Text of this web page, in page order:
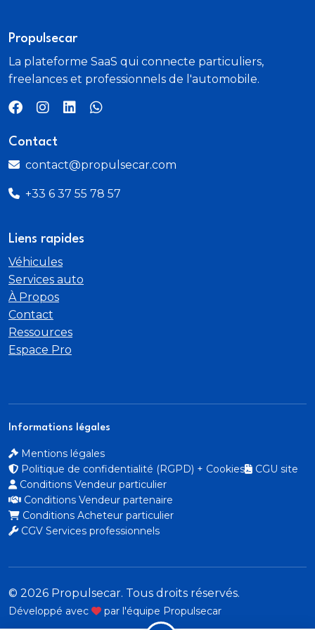
Détection de sous-gonflage indirecte
spots (1 lampe et 2 liseuses)
Ecran tactile capacitif 7" couleur
Feux AR halogènes
Filets aumônières au dos des sièges AV
Fixations suivant norme ISOFIX aux places
latérales AR avec étiquettes de localisation
et Top Tether
Jupes de pare-chocs AR inférieure et supérieure
Kit de dépannage de pneumatique
Lève-vitres AV séquentiels avec anti-pincement
Lève-vitres AV/AR électriques et séquentiels avec
Mirror Screen
Pare-brise teinté acoustique
Propulsecar
La plateforme SaaS qui connecte particuliers,
freelances et professionnels de l'automobile.
Contact
contact@propulsecar.com
+33 6 37 55 78 57
Liens rapides
Véhicules
Services auto
À Propos
Contact
Ressources
Espace Pro
Informations légales
Mentions légales
Politique de confidentialité (RGPD) + Cookies
CGU site
Conditions Vendeur particulier
Conditions Vendeur partenaire
Conditions Acheteur particulier
CGV Services professionnels
© 2026 Propulsecar. Tous droits réservés.
Développé avec par l'équipe Propulsecar